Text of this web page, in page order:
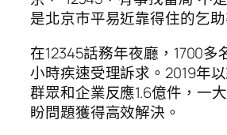
是北京市平易近靠得住的乞助
在12345話務年夜廳，1700多
小時疾速受理訴求。2019年
群眾和企業反應1.6億件，一
盼問題獲得高效解決。